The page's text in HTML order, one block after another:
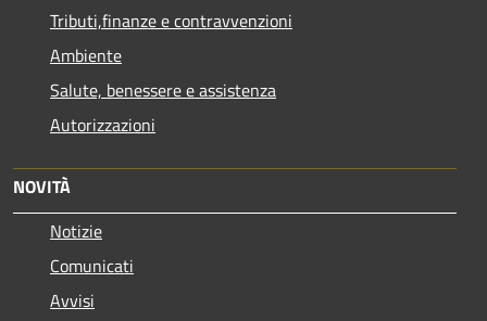
Tributi,finanze e contravvenzioni
Ambiente
Salute, benessere e assistenza
Autorizzazioni
NOVITÀ
Notizie
Comunicati
Avvisi